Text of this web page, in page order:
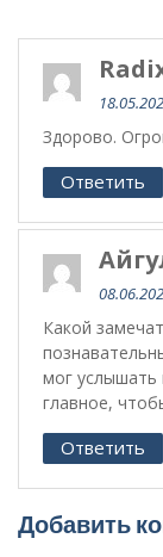
Здорово.
Ответить
Какой
мог услышать
главное,
Ответить
Добавить